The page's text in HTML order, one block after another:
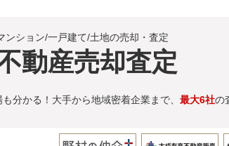
ンション/一戸建て/土地の売却・査定
動産売却査定
分かる！大手から地域密着企業まで、 最大6社の